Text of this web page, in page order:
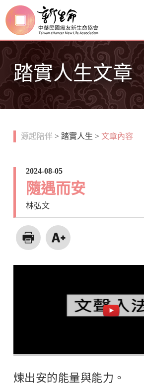
踏實人生文章
源起陪伴 > 踏實人生 > 文章內容
2024-08-05
隨遇而安
林弘文
煉出安的能量與能力。